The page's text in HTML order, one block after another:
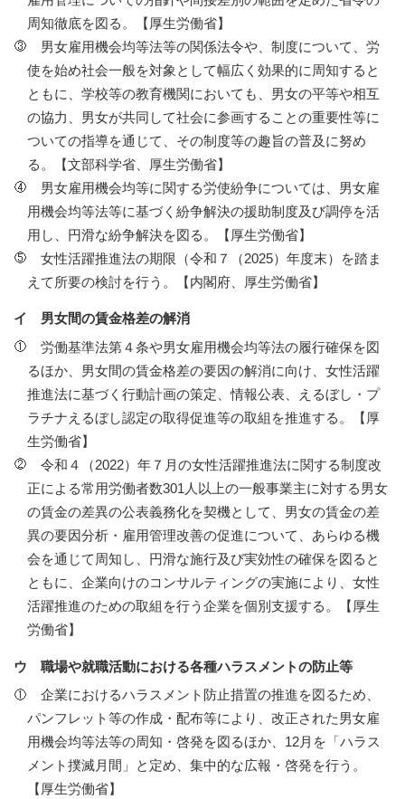
周知徹底を図る。【厚生労働省】
男女雇用機会均等法等の関係法令や、制度について、労
使を始め社会一般を対象として幅広く効果的に周知すると
ともに、学校等の教育機関においても、男女の平等や相互
の協力、男女が共同して社会に参画することの重要性等に
ついての指導を通じて、その制度等の趣旨の普及に努め
る。【文部科学省、厚生労働省】
男女雇用機会均等に関する労使紛争については、男女雇
用機会均等法等に基づく紛争解決の援助制度及び調停を活
用し、円滑な紛争解決を図る。【厚生労働省】
女性活躍推進法の期限（令和７（2025）年度末）を踏ま
えて所要の検討を行う。【内閣府、厚生労働省】
イ 男女間の賃金格差の解消
労働基準法第４条や男女雇用機会均等法の履行確保を図
るほか、男女間の賃金格差の要因の解消に向け、女性活躍
推進法に基づく行動計画の策定、情報公表、えるぼし・プ
ラチナえるぼし認定の取得促進等の取組を推進する。【厚
生労働省】
令和４（2022）年７月の女性活躍推進法に関する制度改
正による常用労働者数301人以上の一般事業主に対する男女
の賃金の差異の公表義務化を契機として、男女の賃金の差
異の要因分析・雇用管理改善の促進について、あらゆる機
会を通じて周知し、円滑な施行及び実効性の確保を図ると
ともに、企業向けのコンサルティングの実施により、女性
活躍推進のための取組を行う企業を個別支援する。【厚生
労働省】
ウ 職場や就職活動における各種ハラスメントの防止等
企業におけるハラスメント防止措置の推進を図るため、
パンフレット等の作成・配布等により、改正された男女雇
用機会均等法等の周知・啓発を図るほか、12月を「ハラス
メント撲滅月間」と定め、集中的な広報・啓発を行う。
【厚生労働省】